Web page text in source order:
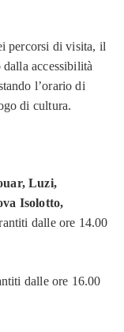
percorsi di visita, il
accessibilità
l’orario di
di cultura.
Luzi,
Isolotto,
dalle ore 14.00
dalle ore 16.00